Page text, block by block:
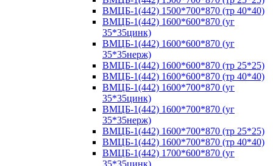
ВМЦБ-1(442) 1500*700*870 (тр 40*40)
ВМЦБ-1(442) 1600*600*870 (уг
35*35цинк)
ВМЦБ-1(442) 1600*600*870 (уг
35*35нерж)
ВМЦБ-1(442) 1600*600*870 (тр 25*25)
ВМЦБ-1(442) 1600*600*870 (тр 40*40)
ВМЦБ-1(442) 1600*700*870 (уг
35*35цинк)
ВМЦБ-1(442) 1600*700*870 (уг
35*35нерж)
ВМЦБ-1(442) 1600*700*870 (тр 25*25)
ВМЦБ-1(442) 1600*700*870 (тр 40*40)
ВМЦБ-1(442) 1700*600*870 (уг
35*35цинк)